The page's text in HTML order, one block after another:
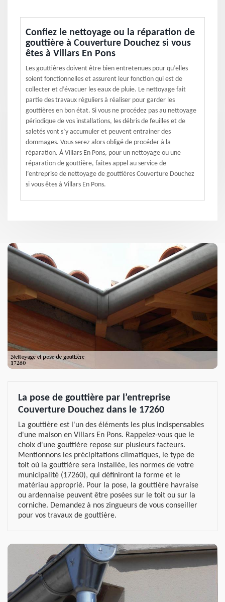
Confiez le nettoyage ou la réparation de
gouttière à Couverture Douchez si vous
êtes à Villars En Pons
Les gouttières doivent être bien entretenues pour qu’elles
soient fonctionnelles et assurent leur fonction qui est de
collecter et d’évacuer les eaux de pluie. Le nettoyage fait
partie des travaux réguliers à réaliser pour garder les
gouttières en bon état. Si vous ne procédez pas au nettoyage
périodique de vos installations, les débris de feuilles et de
saletés vont s’y accumuler et peuvent entrainer des
dommages. Vous serez alors obligé de procéder à la
réparation. À Villars En Pons, pour un nettoyage ou une
réparation de gouttière, faites appel au service de
l’entreprise de nettoyage de gouttières Couverture Douchez
si vous êtes à Villars En Pons.
La pose de gouttière par l’entreprise
Couverture Douchez dans le 17260
La gouttière est l'un des éléments les plus indispensables
d'une maison en Villars En Pons. Rappelez-vous que le
choix d'une gouttière repose sur plusieurs facteurs.
Mentionnons les précipitations climatiques, le type de
toit où la gouttière sera installée, les normes de votre
municipalité (17260), qui définiront la forme et le
matériau approprié. Pour la pose, la gouttière havraise
ou ardennaise peuvent être posées sur le toit ou sur la
corniche. Demandez à nos zingueurs de vous conseiller
pour vos travaux de gouttière.